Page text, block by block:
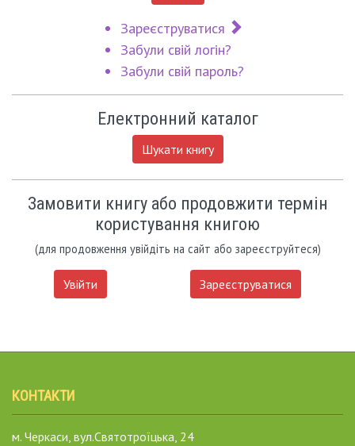
Зареєструватися
Забули свій логін?
Забули свій пароль?
Електронний каталог
Шукати книгу
Замовити книгу або продовжити термін
користування книгою
(для продовження увійдіть на сайт або зареєструйтеся)
Увійти Зареєструватися
КОНТАКТИ
м. Черкаси, вул.Святотроїцька, 24